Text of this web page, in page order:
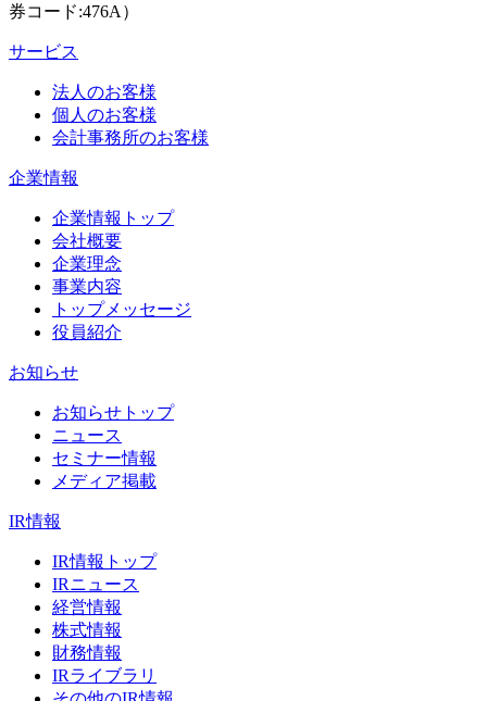
券コード:476A）
サービス
法人のお客様
個人のお客様
会計事務所のお客様
企業情報
企業情報トップ
会社概要
企業理念
事業内容
トップメッセージ
役員紹介
お知らせ
お知らせトップ
ニュース
セミナー情報
メディア掲載
IR情報
IR情報トップ
IRニュース
経営情報
株式情報
財務情報
IRライブラリ